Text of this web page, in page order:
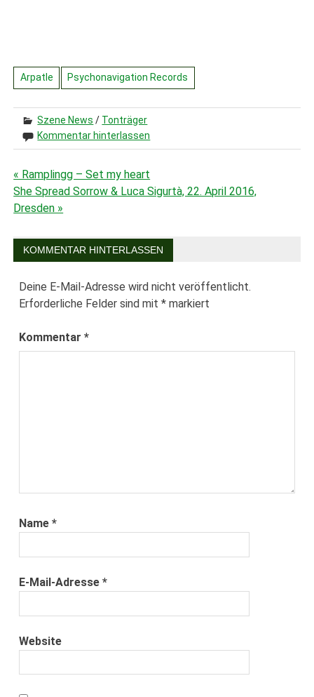
Arpatle Psychonavigation Records
Szene News / Tonträger
Kommentar hinterlassen
Beitragsnavigation
« Ramplingg – Set my heart
She Spread Sorrow & Luca Sigurtà, 22. April 2016,
Dresden »
KOMMENTAR HINTERLASSEN
Deine E-Mail-Adresse wird nicht veröffentlicht.
Erforderliche Felder sind mit* markiert
Kommentar*
Name*
E-Mail-Adresse*
Website